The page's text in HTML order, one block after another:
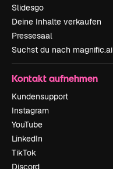
Slidesgo
Deine Inhalte verkaufen
Pressesaal
Suchst du nach magnific.ai
Kontakt aufnehmen
Kundensupport
Instagram
YouTube
LinkedIn
TikTok
Discord